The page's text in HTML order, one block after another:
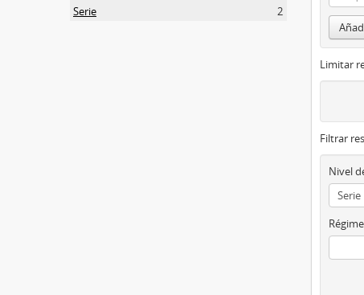
Serie
2
Limitar
Filtrar
Nivel